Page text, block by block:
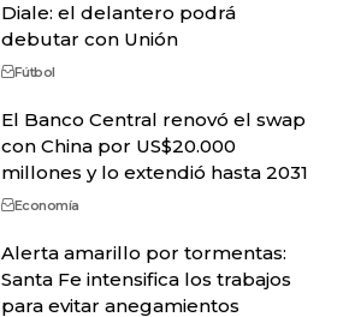
Diale: el delantero podrá
debutar con Unión
Fútbol
El Banco Central renovó el swap
con China por US$20.000
millones y lo extendió hasta 2031
Economía
Alerta amarillo por tormentas:
Santa Fe intensifica los trabajos
para evitar anegamientos